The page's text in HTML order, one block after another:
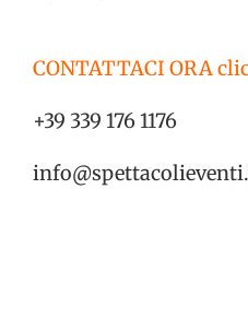
CONTATTACI ORA
+39 339 176 1176